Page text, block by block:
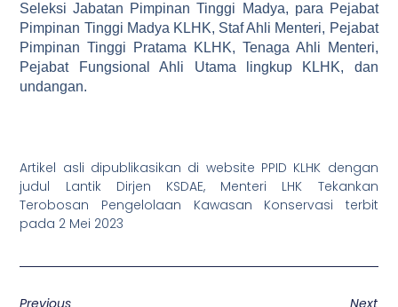
Seleksi Jabatan Pimpinan Tinggi Madya, para Pejabat
Pimpinan Tinggi Madya KLHK, Staf Ahli Menteri, Pejabat
Pimpinan Tinggi Pratama KLHK, Tenaga Ahli Menteri,
Pejabat Fungsional Ahli Utama lingkup KLHK, dan
undangan.
Artikel asli dipublikasikan di website PPID KLHK dengan
judul Lantik Dirjen KSDAE, Menteri LHK Tekankan
Terobosan Pengelolaan Kawasan Konservasi terbit
pada 2 Mei 2023
Previous Next